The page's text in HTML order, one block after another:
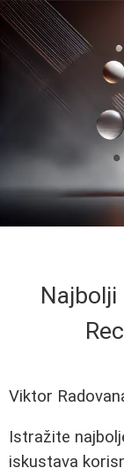
Viktor
Istražite
iskustava